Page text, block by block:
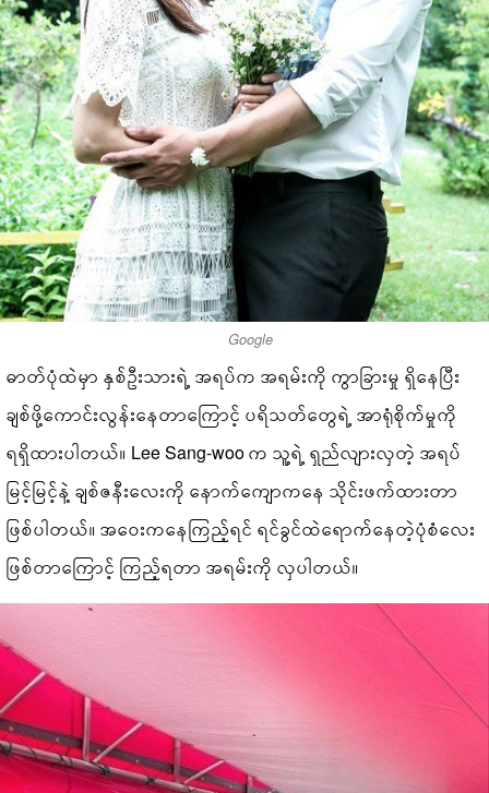
Google
ဓာတ်ပုံထဲမှာ နှစ်ဦးသားရဲ့ အရပ်က အရမ်းကို ကွာခြားမှု ရှိနေပြီး
ချစ်ဖို့ကောင်းလွန်းနေတာကြောင့် ပရိသတ်တွေရဲ့ အာရုံစိုက်မှုကို
ရရှိထားပါတယ်။ Lee Sang-woo က သူ့ရဲ့ ရှည်လျားလှတဲ့ အရပ်
မြင့်မြင့်နဲ့ ချစ်ဇနီးလေးကို နောက်ကျောကနေ သိုင်းဖက်ထားတာ
ဖြစ်ပါတယ်။ အဝေးကနေကြည့်ရင် ရင်ခွင်ထဲရောက်နေတဲ့ပုံစံလေး
ဖြစ်တာကြောင့် ကြည့်ရတာ အရမ်းကို လှပါတယ်။